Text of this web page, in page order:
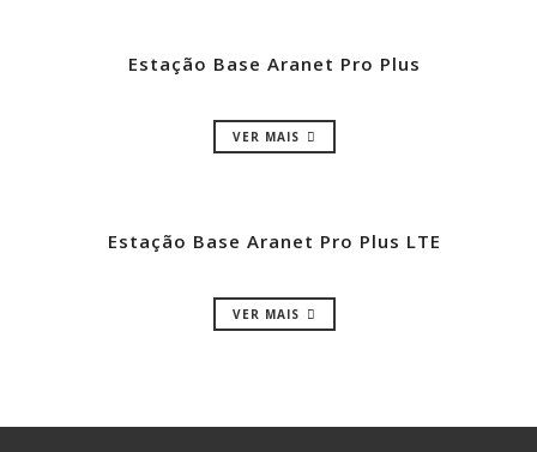
Estação Base Aranet Pro Plus
VER MAIS
Estação Base Aranet Pro Plus LTE
VER MAIS